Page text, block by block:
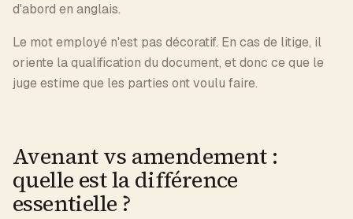
d'abord en anglais.
Le mot employé n'est pas décoratif. En cas de litige, il
oriente la qualification du document, et donc ce que le
juge estime que les parties ont voulu faire.
Avenant vs amendement :
quelle est la différence
essentielle ?